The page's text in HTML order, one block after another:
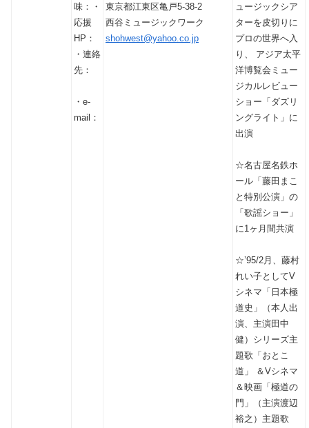
味：・
応援
HP：
・連絡
先：
・e-
mail：
東京都江東区亀戸5-38-2
西谷ミュージックワーク
shohwest@yahoo.co.jp
ュージックシア
ターを皮切りに
プロの世界へ入
り、 アジア太平
洋博覧会ミュー
ジカルレビュー
ショー「ダズリ
ングライト」に
出演
☆名古屋名鉄ホ
ール「藤田まこ
と特別公演」の
「歌謡ショー」
に1ヶ月間共演
☆’95/2月、藤村
れい子としてV
シネマ「日本極
道史」（本人出
演、主演田中
健）シリーズ主
題歌「おとこ
道」 ＆Vシネマ
＆映画「極道の
門」（主演渡辺
裕之）主題歌